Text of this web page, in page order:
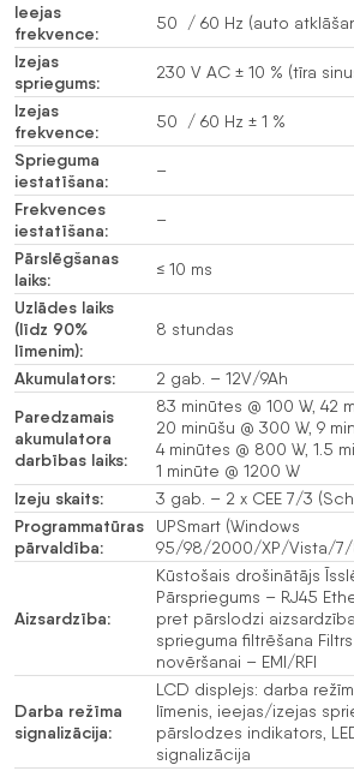
Ieejas
frekvence:
50 / 60 Hz (auto
Izejas
spriegums:
230 V AC ± 10 % (tīra
Izejas
frekvence:
50 / 60 Hz ± 1 %
Sprieguma
iestatīšana:
–
Frekvences
iestatīšana:
–
Pārslēgšanas
laiks:
≤ 10 ms
Uzlādes laiks
(līdz 90%
līmenim):
8 stundas
Akumulators: 2 gab. – 12V/9Ah
Paredzamais
akumulatora
darbības laiks:
83 minūtes @ 100 W, 42
20 minūšu @ 300 W, 9
4 minūtes @ 800 W, 1.5
1 minūte @ 1200 W
Izeju skaits: 3 gab. – 2 x CEE 7/3
Programmatūras
pārvaldība:
UPSmart (Windows
95/98/2000/XP/Vista/7/
Aizsardzība:
Kūstošais drošinātājs
Pārspriegums – RJ45
pret pārslodzi
sprieguma filtrēšana
novēršanai – EMI/RFI
Darba režīma
signalizācija:
LCD displejs: darba
līmenis, ieejas/izejas
pārslodzes indikators,
signalizācija